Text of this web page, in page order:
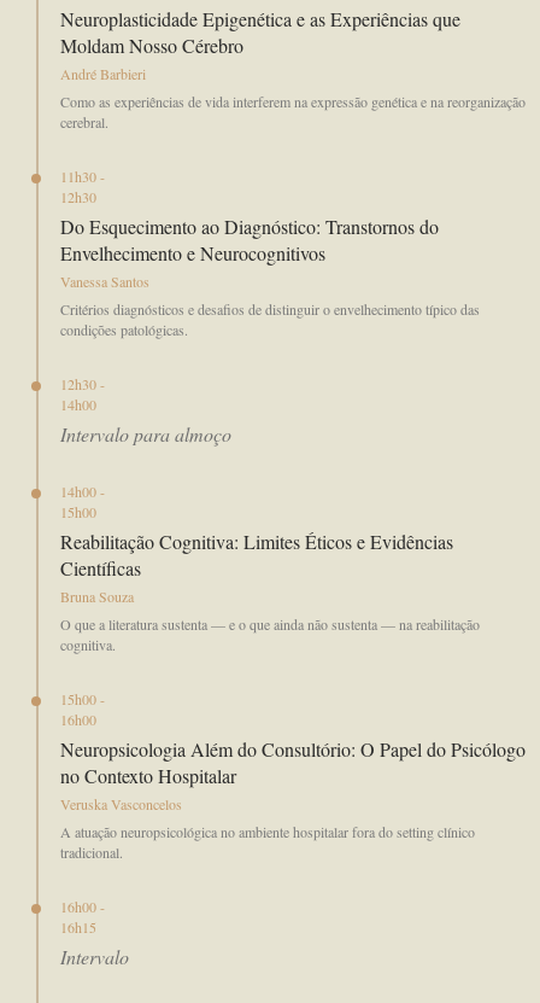
Neuroplasticidade Epigenética e as Experiências que
Moldam Nosso Cérebro
André Barbieri
Como as experiências de vida interferem na expressão genética e na reorganização
cerebral.
11h30 -
12h30
Do Esquecimento ao Diagnóstico: Transtornos do
Envelhecimento e Neurocognitivos
Vanessa Santos
Critérios diagnósticos e desafios de distinguir o envelhecimento típico das
condições patológicas.
12h30 -
14h00
Intervalo para almoço
14h00 -
15h00
Reabilitação Cognitiva: Limites Éticos e Evidências
Científicas
Bruna Souza
O que a literatura sustenta — e o que ainda não sustenta — na reabilitação
cognitiva.
15h00 -
16h00
Neuropsicologia Além do Consultório: O Papel do Psicólogo
no Contexto Hospitalar
Veruska Vasconcelos
A atuação neuropsicológica no ambiente hospitalar fora do setting clínico
tradicional.
16h00 -
16h15
Intervalo